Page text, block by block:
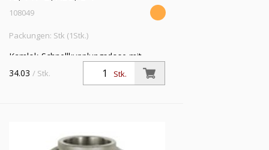
108049
Packungen: Stk (1Stk.)
Kamlok-Schnellkupplungsdose mit
Innengewinde, Typ D, Aluminium, G 4,
für Stecker-Ø 120 mm, Druck max. 16
Stk.
34.03 / Stk.